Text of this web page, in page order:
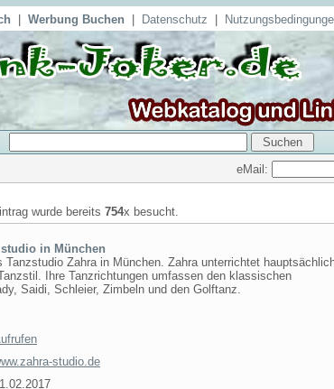
Werbung Buchen Datenschutz
eMail:
wurde bereits 754x besucht.
in München
Tanzstudio Zahra in München. Zahra unterrichtet
Ihre Tanzrichtungen umfassen den klassischen
Saidi, Schleier, Zimbeln und den Golftanz.
studio.de